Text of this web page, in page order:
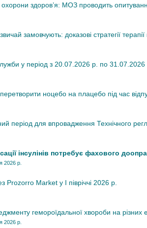
охорони здоров’я: МОЗ проводить
замовчують: доказові стратегії
у період з 20.07.2026 р. по 31.07.2026
ноцебо на плацебо під час
період для впровадження Технічного
інсулінів потребує фахового
2026 р.
Prozorro Market у I півріччі 2026 р.
гемороїдальної хвороби на
2026 р.